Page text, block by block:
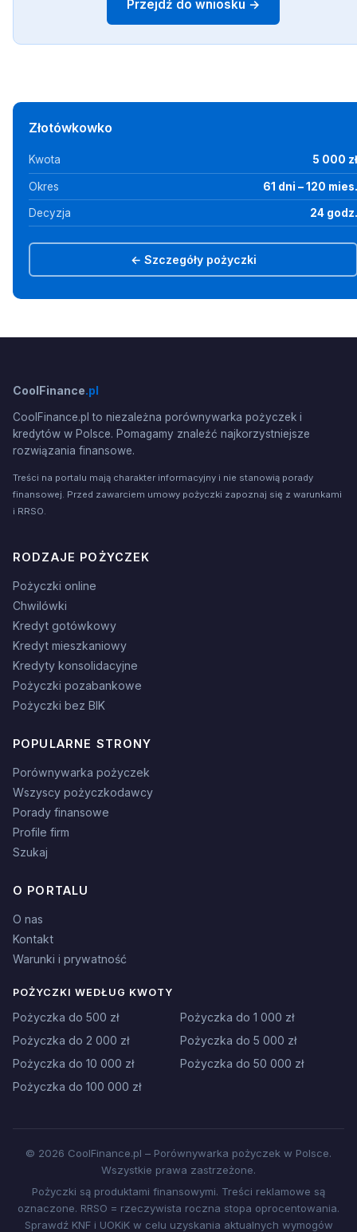
Przejdź do wniosku →
Złotówkowko
Kwota 5 000 zł
Okres 61 dni – 120 mies.
Decyzja 24 godz.
← Szczegóły pożyczki
CoolFinance.pl
CoolFinance.pl to niezależna porównywarka pożyczek i
kredytów w Polsce. Pomagamy znaleźć najkorzystniejsze
rozwiązania finansowe.
Treści na portalu mają charakter informacyjny i nie stanowią porady
finansowej. Przed zawarciem umowy pożyczki zapoznaj się z warunkami
i RRSO.
RODZAJE POŻYCZEK
Pożyczki online
Chwilówki
Kredyt gotówkowy
Kredyt mieszkaniowy
Kredyty konsolidacyjne
Pożyczki pozabankowe
Pożyczki bez BIK
POPULARNE STRONY
Porównywarka pożyczek
Wszyscy pożyczkodawcy
Porady finansowe
Profile firm
Szukaj
O PORTALU
O nas
Kontakt
Warunki i prywatność
POŻYCZKI WEDŁUG KWOTY
Pożyczka do 500 zł
Pożyczka do 1 000 zł
Pożyczka do 2 000 zł
Pożyczka do 5 000 zł
Pożyczka do 10 000 zł
Pożyczka do 50 000 zł
Pożyczka do 100 000 zł
© 2026 CoolFinance.pl – Porównywarka pożyczek w Polsce.
Wszystkie prawa zastrzeżone.
Pożyczki są produktami finansowymi. Treści reklamowe są
oznaczone. RRSO = rzeczywista roczna stopa oprocentowania.
Sprawdź KNF i UOKiK w celu uzyskania aktualnych wymogów